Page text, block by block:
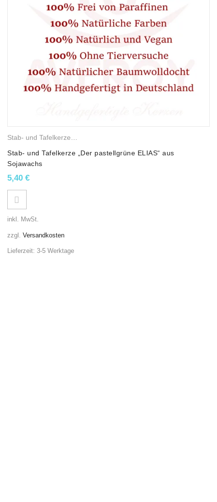
Stab- und Tafelkerzen,
Stab- und Tafelkerze „Der pastellgrüne ELIAS“ aus
Sojawachs
5,40 €
inkl. MwSt.
zzgl. Versandkosten
Lieferzeit: 3-5 Werktage